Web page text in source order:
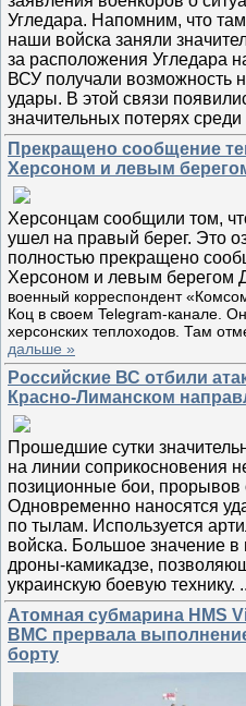
Угледара. Напомним, что
наши войска заняли
за расположения Угледара
ВСУ получали возможность
удары. В этой связи
значительных потерях среди
Прекращено сообщение
Херсоном и левым
Херсонцам сообщили том,
ушел на правый берег. Это
полностью прекращено
Херсоном и левым берегом
военный корреспондент
Коц в своем Telegram-канале.
херсонских теплоходов. Там
дальше »
Российские ВС отбили
Красно-Лиманском
Прошедшие сутки
на линии соприкосновения
позиционные бои,
Одновременно наносятся
по тылам. Используется
войска. Большое значение
дроны-камикадзе,
украинскую боевую технику.
Атомная субмарина HMS
ВМС прервала
борту